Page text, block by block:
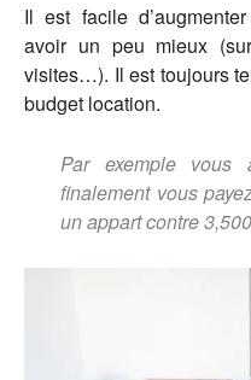
Il est facile
avoir un peu mieux
visites…). Il est toujours
budget location.
Par exemple vous
finalement vous
un appart contre